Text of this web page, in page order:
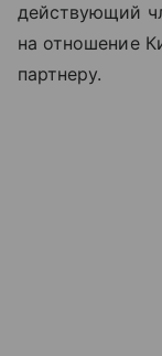
действующий
на отношение
партнеру.